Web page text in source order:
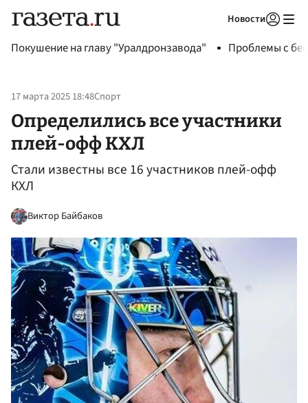
Новости
Покушение на главу "Уралдронзавода" Проблемы с
17 марта 2025 18:48Спорт
Определились все участники
плей-офф КХЛ
Стали известны все 16 участников плей-офф
КХЛ
Виктор Байбаков